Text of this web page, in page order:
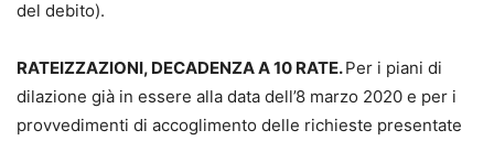
del debito).
RATEIZZAZIONI, DECADENZA A 10 RATE.Per i piani di
dilazione già in essere alla data dell’8 marzo 2020 e per i
provvedimenti di accoglimento delle richieste presentate